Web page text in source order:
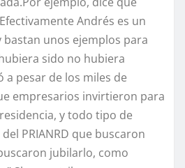
Andrés es un
unos ejemplos para
sido no hubiera
a pesar de los miles de
empresarios invirtieron para
y todo tipo de
PRIANRD que buscaron
jubilarlo, como